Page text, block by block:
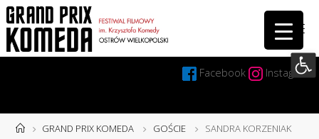
Przejdź
do
treści
Facebook Instagram
StronaGRAND PRIX KOMEDA GOŚCIE SANDRA KORZENIAK